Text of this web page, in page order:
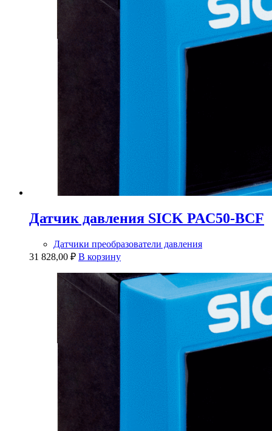
Датчик давления SICK PAC50-BCF
Датчики преобразователи давления
31 828,00 ₽ В корзину